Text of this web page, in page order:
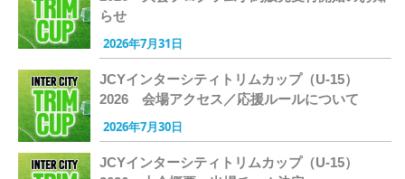
らせ
2026年7月31日
JCYインターシティトリムカップ（U-15）
2026 会場アクセス／応援ルールについて
2026年7月30日
JCYインターシティトリムカップ（U-15）